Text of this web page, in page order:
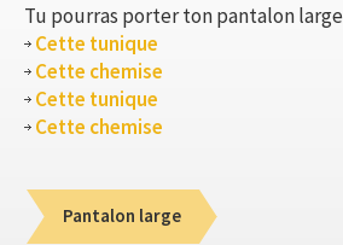
Tu pourras porter ton pantalon large
Cette tunique
Cette chemise
Cette tunique
Cette chemise
Pantalon large